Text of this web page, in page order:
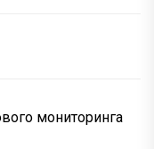
мониторинга